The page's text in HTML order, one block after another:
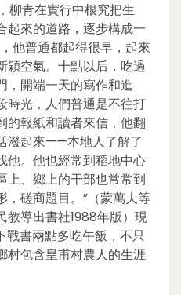
柳青在實行中根究把生
起來的道路，逐步構成一
他普通都起得很早，起來
穎空氣。十點以后，吃過
，開端一天的寫作和進
時光，人們普通是不往打
的報紙和讀者來信，他翻
潑起來——本地人了解了
他。他也經常到稻地中心
上、鄉上的干部也常常到
，磋商題目。”（蒙萬夫等
教導出書社1988年版）現
戰書兩點多吃午飯，不只
村包含皇甫村農人的生涯